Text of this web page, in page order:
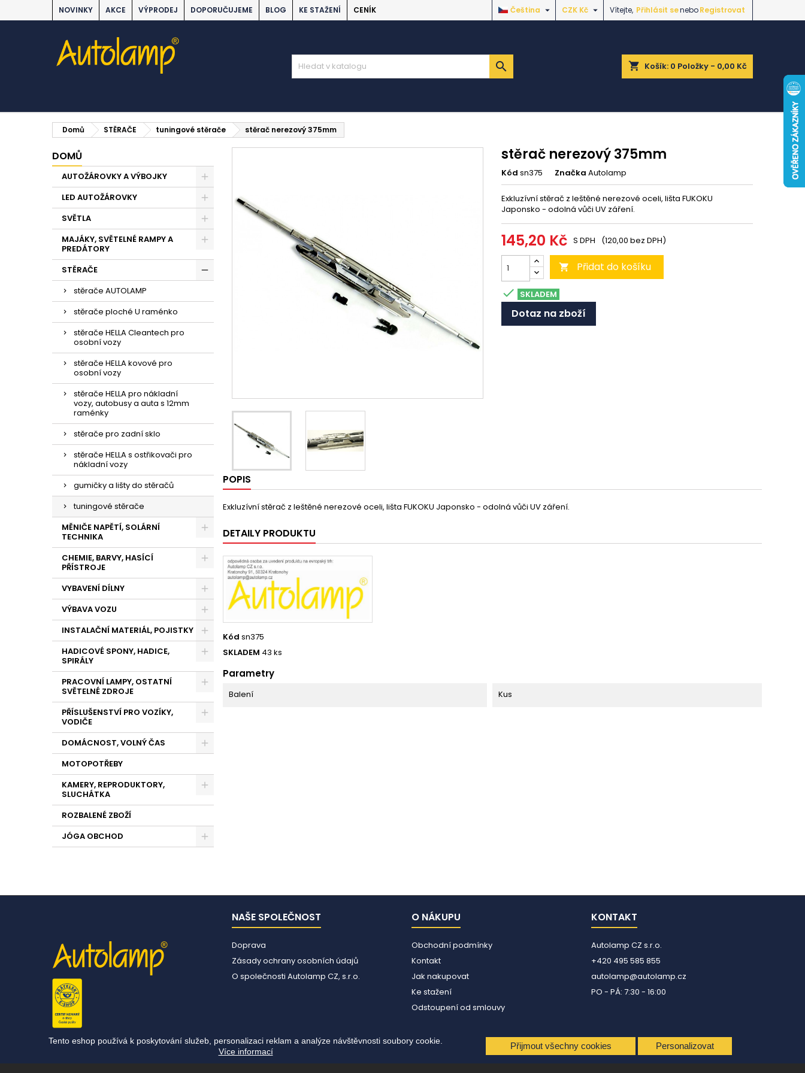
Tento eshop používá k poskytování služeb, personalizaci reklam a analýze návštěvnosti soubory cookie.
Více informací
Přijmout všechny cookies Personalizovat
NOVINKY AKCE VÝPRODEJ DOPORUČUJEME BLOG KE STAŽENÍ CENÍK Vítejte, Přihlásit seneboRegistrovat
CZK Kč 
Čeština 
shopping_cart Košík: 0 Položky - 0,00 Kč

Domů STĚRAČE tuningové stěrače stěrač nerezový 375mm
DOMŮ
AUTOŽÁROVKY A VÝBOJKY
LED AUTOŽÁROVKY
SVĚTLA
MAJÁKY, SVĚTELNÉ RAMPY A
PREDÁTORY
STĚRAČE
stěrače AUTOLAMP
stěrače ploché U raménko
stěrače HELLA Cleantech pro
osobní vozy
stěrače HELLA kovové pro
osobní vozy
stěrače HELLA pro nákladní
vozy, autobusy a auta s 12mm
raménky
stěrače pro zadní sklo
stěrače HELLA s ostřikovači pro
nákladní vozy
gumičky a lišty do stěračů
tuningové stěrače
MĚNIČE NAPĚTÍ, SOLÁRNÍ
TECHNIKA
CHEMIE, BARVY, HASÍCÍ
PŘÍSTROJE
VYBAVENÍ DÍLNY
VÝBAVA VOZU
INSTALAČNÍ MATERIÁL, POJISTKY
HADICOVÉ SPONY, HADICE,
SPIRÁLY
PRACOVNÍ LAMPY, OSTATNÍ
SVĚTELNÉ ZDROJE
PŘÍSLUŠENSTVÍ PRO VOZÍKY,
VODIČE
DOMÁCNOST, VOLNÝ ČAS
MOTOPOTŘEBY
KAMERY, REPRODUKTORY,
SLUCHÁTKA
ROZBALENÉ ZBOŽÍ
JÓGA OBCHOD
stěrač nerezový 375mm
Kód sn375 Značka Autolamp
Exkluzívní stěrač z leštěné nerezové oceli, lišta FUKOKU
Japonsko - odolná vůči UV záření.
145,20 Kč S DPH (120,00 bez DPH)
 Přidat do košíku
 SKLADEM
Dotaz na zboží
POPIS
Exkluzívní stěrač z leštěné nerezové oceli, lišta FUKOKU Japonsko - odolná vůči UV záření.
DETAILY PRODUKTU
Kód sn375
SKLADEM 43 ks
Parametry
Balení Kus
NAŠE SPOLEČNOST
Doprava
Zásady ochrany osobních údajů
O společnosti Autolamp CZ, s.r.o.
O NÁKUPU
Obchodní podmínky
Kontakt
Jak nakupovat
Ke stažení
Odstoupení od smlouvy
KONTAKT
Autolamp CZ s.r.o.
+420 495 585 855
autolamp@autolamp.cz
PO - PÁ: 7:30 - 16:00